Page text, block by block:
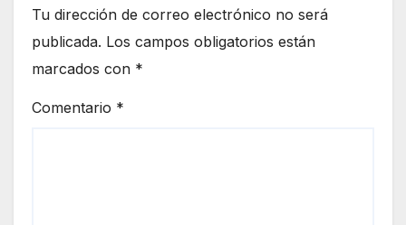
Tu dirección de correo electrónico no será
publicada. Los campos obligatorios están
marcados con *
Comentario *